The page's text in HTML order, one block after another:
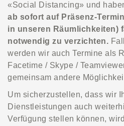
«Social Distancing» und
ab sofort auf Präsenz-
in unseren Räumlichkeiten)
notwendig zu verzichten.
werden wir auch Termine als
Facetime / Skype /
gemeinsam andere
Um sicherzustellen, dass wir
Dienstleistungen auch
Verfügung stellen können,